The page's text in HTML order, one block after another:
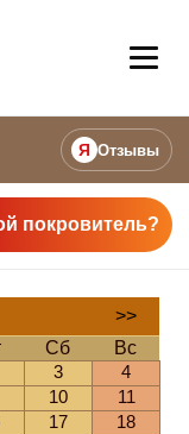
Я Отзывы
покровитель?
>>
Сб
Вс
3
4
10
11
17
18